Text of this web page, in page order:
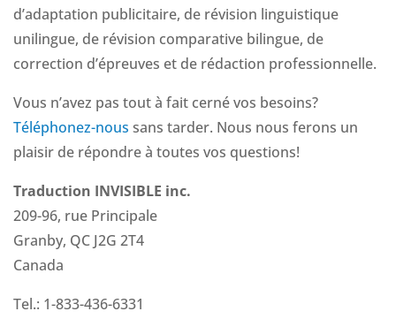
d’adaptation publicitaire, de révision linguistique
unilingue, de révision comparative bilingue, de
correction d’épreuves et de rédaction professionnelle.
Vous n’avez pas tout à fait cerné vos besoins?
Téléphonez-nous sans tarder. Nous nous ferons un
plaisir de répondre à toutes vos questions!
Traduction INVISIBLE inc.
209-96, rue Principale
Granby, QC J2G 2T4
Canada
Tel.: 1-833-436-6331